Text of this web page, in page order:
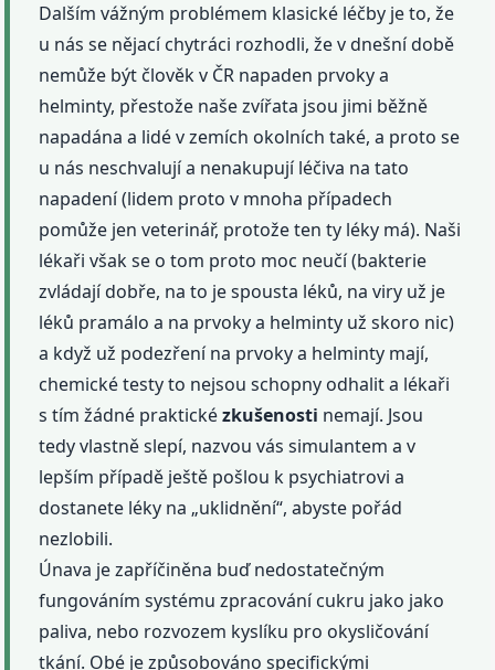
Dalším vážným problémem klasické léčby je to, že
u nás se nějací chytráci rozhodli, že v dnešní době
nemůže být člověk v ČR napaden prvoky a
helminty, přestože naše zvířata jsou jimi běžně
napadána a lidé v zemích okolních také, a proto se
u nás neschvalují a nenakupují léčiva na tato
napadení (lidem proto v mnoha případech
pomůže jen veterinář, protože ten ty léky má). Naši
lékaři však se o tom proto moc neučí (bakterie
zvládají dobře, na to je spousta léků, na viry už je
léků pramálo a na prvoky a helminty už skoro nic)
a když už podezření na prvoky a helminty mají,
chemické testy to nejsou schopny odhalit a lékaři
s tím žádné praktickézkušenosti nemají. Jsou
tedy vlastně slepí, nazvou vás simulantem a v
lepším případě ještě pošlou k psychiatrovi a
dostanete léky na „uklidnění“, abyste pořád
nezlobili.
Únava je zapříčiněna buď nedostatečným
fungováním systému zpracování cukru jako jako
paliva, nebo rozvozem kyslíku pro okysličování
tkání. Obé je způsobováno specifickými